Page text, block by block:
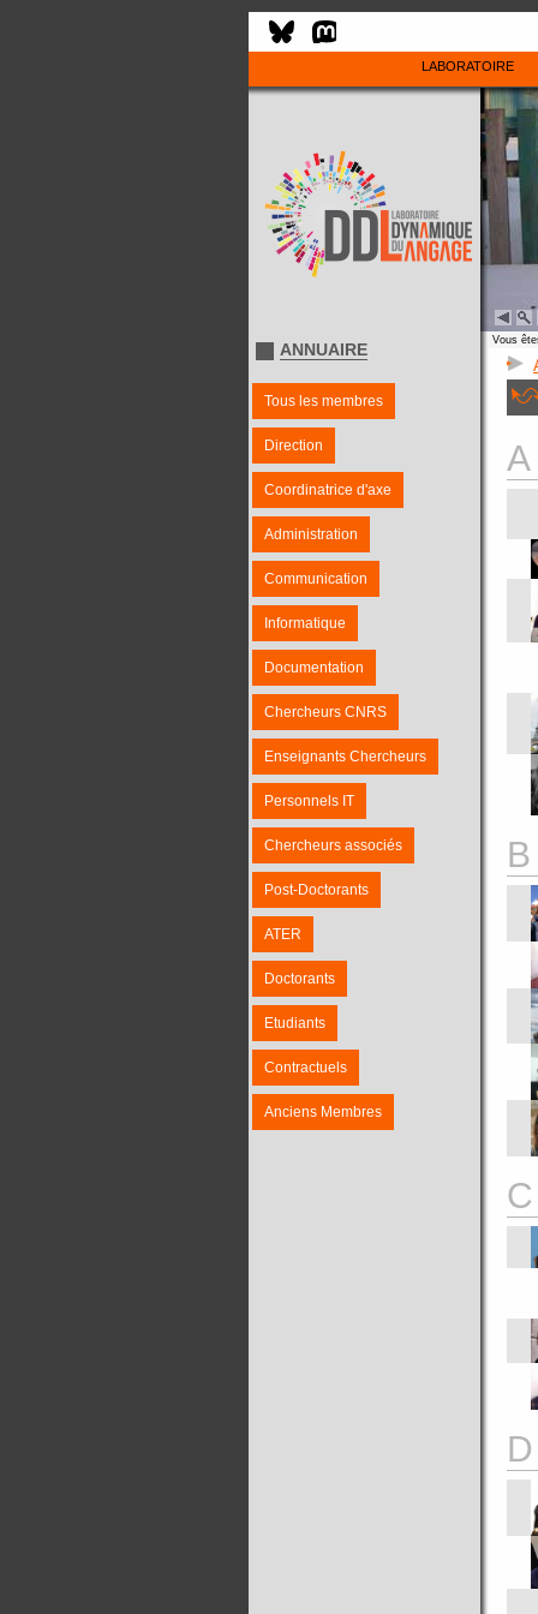
LABORATOIRE
ANNUAIRE
Tous les membres
Direction
Coordinatrice d'axe
Administration
Communication
Informatique
Documentation
Chercheurs CNRS
Enseignants Chercheurs
Personnels IT
Chercheurs associés
Post-Doctorants
ATER
Doctorants
Etudiants
Contractuels
Anciens Membres
Vous
A
B
C
D